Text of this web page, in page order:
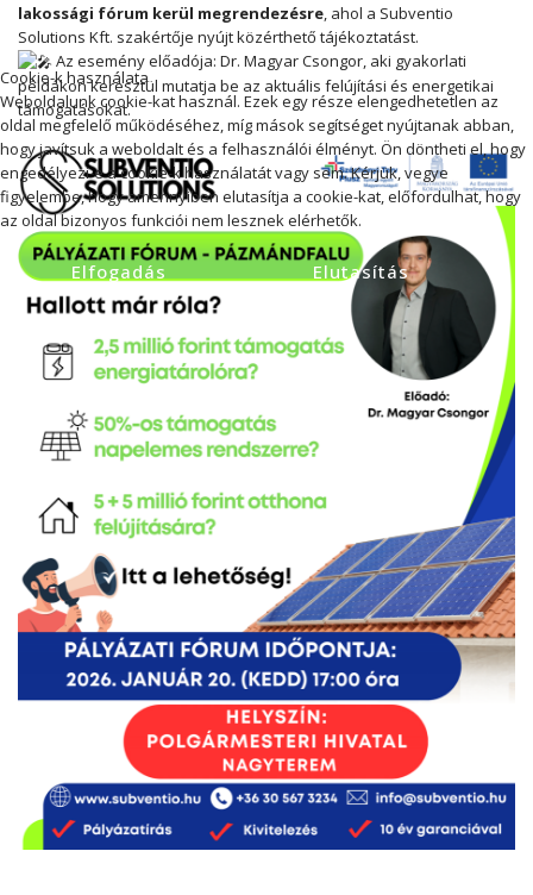
lakossági fórum kerül megrendezésre , ahol a Subventio
Solutions Kft. szakértője nyújt közérthető tájékoztatást.
Az esemény előadója: Dr. Magyar Csongor, aki gyakorlati
példákon keresztül mutatja be az aktuális felújítási és energetikai
támogatásokat.
Cookie-k használata
Weboldalunk cookie-kat használ. Ezek egy része elengedhetetlen az
oldal megfelelő működéséhez, míg mások segítséget nyújtanak abban,
hogy javítsuk a weboldalt és a felhasználói élményt. Ön döntheti el, hogy
engedélyezi-e a cookie-k használatát vagy sem. Kérjük, vegye
figyelembe, hogy amennyiben elutasítja a cookie-kat, előfordulhat, hogy
az oldal bizonyos funkciói nem lesznek elérhetők.
Elfogadás Elutasítás